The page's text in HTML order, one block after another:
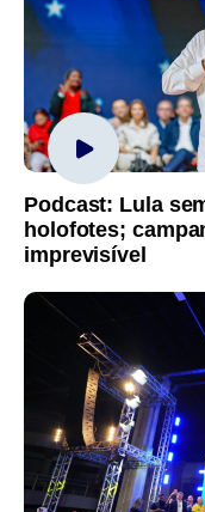
Podcast: Lula
holofotes;
imprevisível